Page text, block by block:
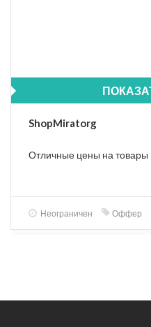
ShopMiratorg
Отличные цены на товары
Неограничен Оффер